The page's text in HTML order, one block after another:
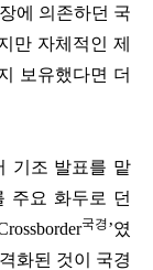
에 의존하던 국
만 자체적인 제
보유했다면 더
기조 발표를 맡
주요 화두로 던
국경’였
화된 것이 국경